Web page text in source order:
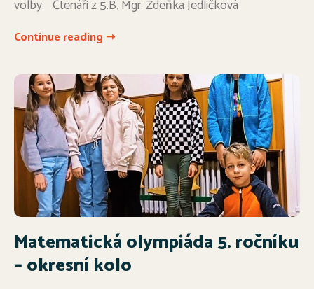
volby. Čtenáři z 5.B, Mgr. Zdeňka Jedličková
Continue reading ➝
Matematická olympiáda 5. ročníku
– okresní kolo